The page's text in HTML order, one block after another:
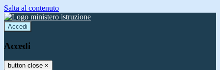
Salta al contenuto
Accedi
Accedi
button close ×